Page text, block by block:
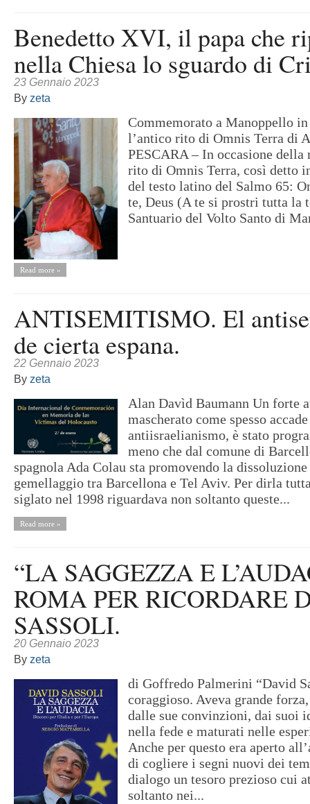
Benedetto XVI, il papa che
nella Chiesa lo sguardo di
23 Gennaio 2023
By zeta
Commemorato a Manoppello
l’antico rito di Omnis Terra di
PESCARA – In occasione della
rito di Omnis Terra, così detto
del testo latino del Salmo 65:
te, Deus (A te si prostri tutta la
Santuario del Volto Santo di
Read more »
ANTISEMITISMO. El
de cierta espana.
22 Gennaio 2023
By zeta
Alan Davìd Baumann Un forte
mascherato come spesso
antiisraelianismo, è stato
meno che dal comune di
spagnola Ada Colau sta promovendo la
gemellaggio tra Barcellona e Tel Aviv. Per dirla
siglato nel 1998 riguardava non soltanto queste...
Read more »
“LA SAGGEZZA E
ROMA PER RICORDARE
SASSOLI.
20 Gennaio 2023
By zeta
di Goffredo Palmerini “David
coraggioso. Aveva grande
dalle sue convinzioni, dai suoi
nella fede e maturati nelle
Anche per questo era aperto
di cogliere i segni nuovi dei
dialogo un tesoro prezioso cui
soltanto nei...